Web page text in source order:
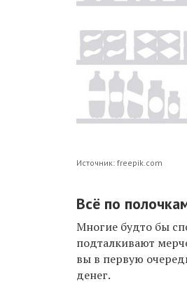
Источник: freepik.com
Всё по
Многие будто бы
подталкивают
вы в первую
денег.